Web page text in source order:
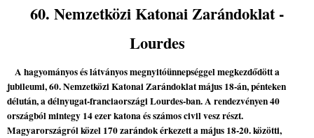
60. Nemzetközi Katonai Zarándoklat -
Lourdes
A hagyományos és látványos megnyitóünnepséggel megkezdődött a
jubileumi, 60. Nemzetközi Katonai Zarándoklat május 18-án, pénteken
délután, a délnyugat-franciaországi Lourdes-ban. A rendezvényen 40
országból mintegy 14 ezer katona és számos civil vesz részt.
Magyarországról közel 170 zarándok érkezett a május 18-20. közötti,